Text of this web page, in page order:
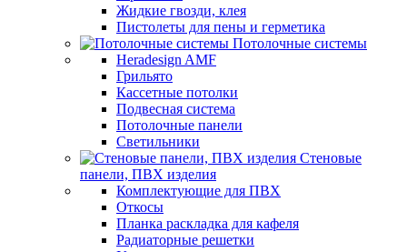
Жидкие гвозди, клея
Пистолеты для пены и герметика
Потолочные системы
Heradesign AMF
Грильято
Кассетные потолки
Подвесная система
Потолочные панели
Светильники
Стеновые
панели, ПВХ изделия
Комплектующие для ПВХ
Откосы
Планка раскладка для кафеля
Радиаторные решетки